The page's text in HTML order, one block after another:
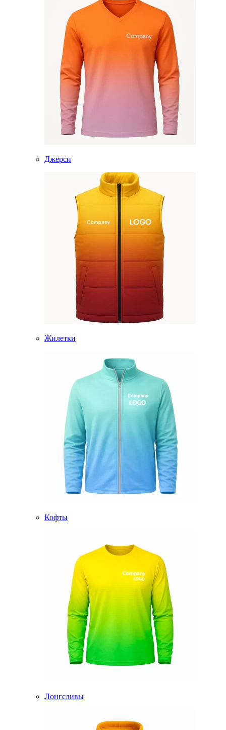
Джерси
Жилетки
Кофты
Лонгсливы